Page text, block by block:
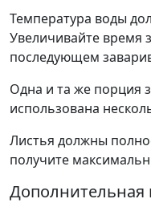
Температура воды
Увеличивайте время
последующем
Одна и та же порция
использована
Листья должны
получите